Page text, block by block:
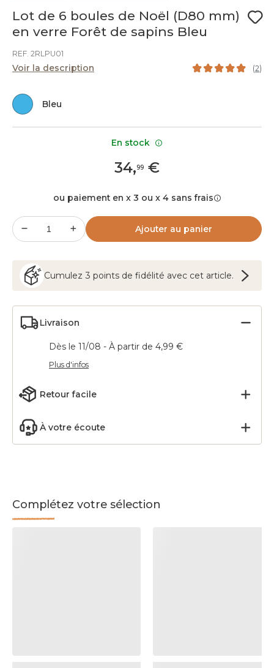
Lot de 6 boules de Noël (D80 mm)
en verre Forêt de sapins Bleu
REF. 2RLPU01
Voir la description (2)
Bleu
34,99 €
ou paiement en x 3 ou x 4 sans frais
Ajouter au panier
Cumulez 3 points de fidélité avec cet article.
Livraison
Dès le 11/08 - À partir de 4,99 €
Plus d'infos
Retour facile
À votre écoute
Complétez votre sélection